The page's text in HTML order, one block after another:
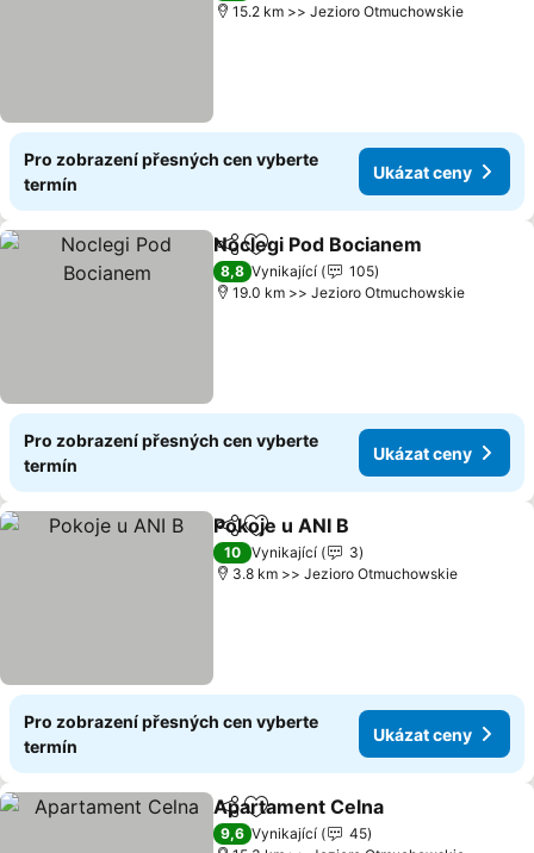
15.2 km >> Jezioro Otmuchowskie
Pro zobrazení přesných cen vyberte
termín
Ukázat ceny
SdíletPřidat na seznam oblíbených
Noclegi Pod Bocianem
8,8 Vynikající
105
19.0 km >> Jezioro Otmuchowskie
Pro zobrazení přesných cen vyberte
termín
Ukázat ceny
SdíletPřidat na seznam oblíbených
Pokoje u ANI B
10 Vynikající
3
3.8 km >> Jezioro Otmuchowskie
Pro zobrazení přesných cen vyberte
termín
Ukázat ceny
SdíletPřidat na seznam oblíbených
Apartament Celna
9,6 Vynikající
45